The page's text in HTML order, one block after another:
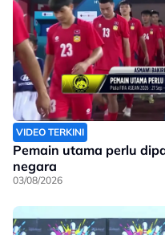
VIDEO TERKINI
Pemain utama perlu
negara
03/08/2026